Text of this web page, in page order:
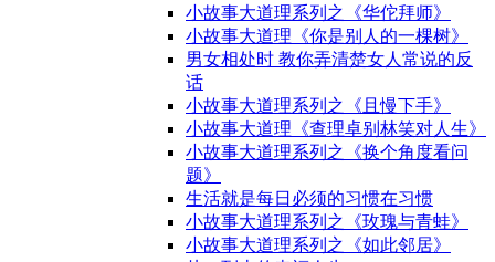
小故事大道理系列之《华佗拜师》
小故事大道理《你是别人的一棵树》
男女相处时 教你弄清楚女人常说的反
话
小故事大道理系列之《且慢下手》
小故事大道理《查理卓别林笑对人生》
小故事大道理系列之《换个角度看问
题》
生活就是每日必须的习惯在习惯
小故事大道理系列之《玫瑰与青蛙》
小故事大道理系列之《如此邻居》